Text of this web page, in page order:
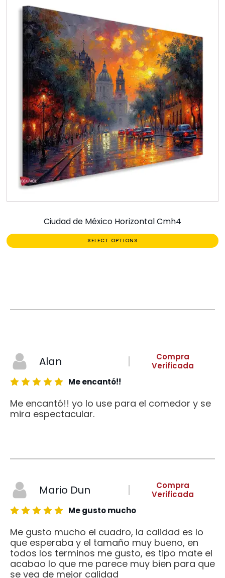
Ciudad de México Horizontal Cmh4
SELECT OPTIONS
Alan
Compra
Verificada
Me encantó!!
Me encantó!! yo lo use para el comedor y se
mira espectacular.
Mario Dun
Compra
Verificada
Me gusto mucho
Me gusto mucho el cuadro, la calidad es lo
que esperaba y el tamaño muy bueno, en
todos los terminos me gusto, es tipo mate el
acabao lo que me parece muy bien para que
se vea de mejor calidad